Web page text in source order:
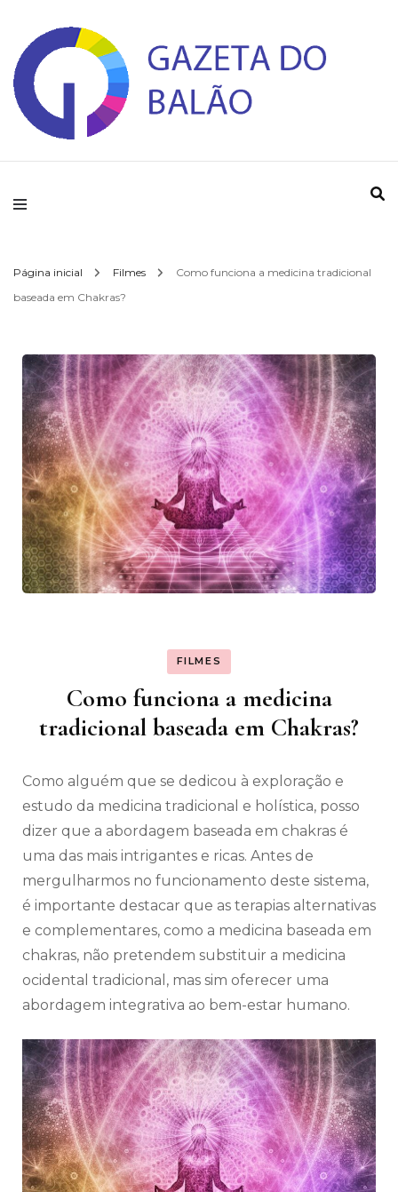
Gazeta do Balao
Página inicial Filmes
Como funciona a medicina tradicional
baseada em Chakras?
FILMES
Como funciona a medicina
tradicional baseada em Chakras?
Como alguém que se dedicou à exploração e
estudo da medicina tradicional e holística, posso
dizer que a abordagem baseada em chakras é
uma das mais intrigantes e ricas. Antes de
mergulharmos no funcionamento deste sistema,
é importante destacar que as terapias alternativas
e complementares, como a medicina baseada em
chakras, não pretendem substituir a medicina
ocidental tradicional, mas sim oferecer uma
abordagem integrativa ao bem-estar humano.